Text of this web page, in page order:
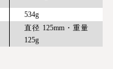
534g
直径 125mm・重量
125g